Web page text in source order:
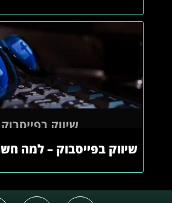
שיווק בפייסבוק – למה